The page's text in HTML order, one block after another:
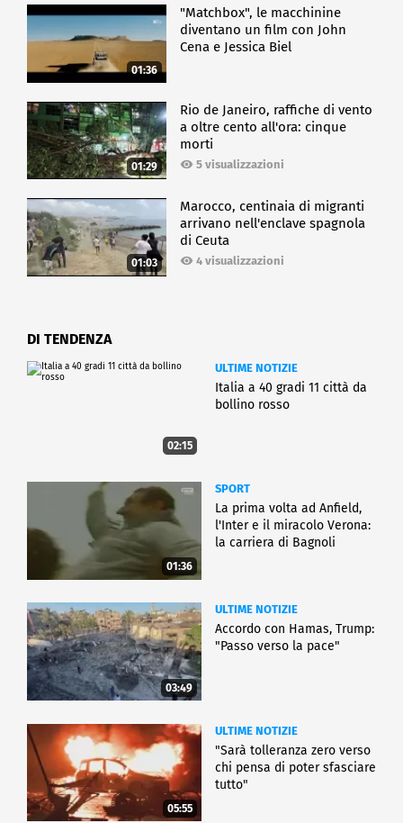
01:36
"Matchbox", le macchinine
diventano un film con John
Cena e Jessica Biel
01:29
Rio de Janeiro, raffiche di vento
a oltre cento all'ora: cinque
morti
5 visualizzazioni
01:03
Marocco, centinaia di migranti
arrivano nell'enclave spagnola
di Ceuta
4 visualizzazioni
DI TENDENZA
02:15
ULTIME NOTIZIE
Italia a 40 gradi 11 città da
bollino rosso
01:36
SPORT
La prima volta ad Anfield,
l'Inter e il miracolo Verona:
la carriera di Bagnoli
03:49
ULTIME NOTIZIE
Accordo con Hamas, Trump:
"Passo verso la pace"
05:55
ULTIME NOTIZIE
"Sarà tolleranza zero verso
chi pensa di poter sfasciare
tutto"